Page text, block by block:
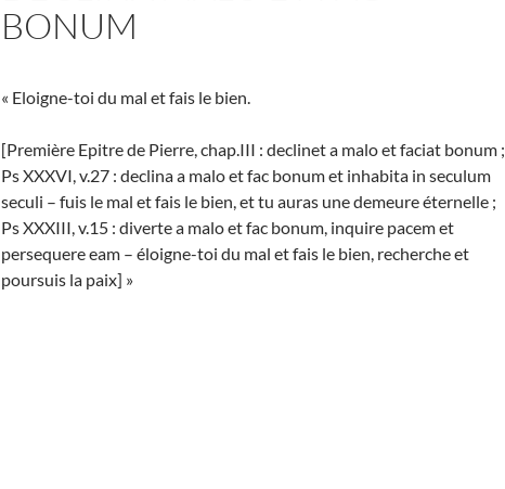
BONUM
« Eloigne-toi du mal et fais le bien.
[Première Epitre de Pierre, chap.III : declinet a malo et faciat bonum ;
Ps XXXVI, v.27 : declina a malo et fac bonum et inhabita in seculum
seculi – fuis le mal et fais le bien, et tu auras une demeure éternelle ;
Ps XXXIII, v.15 : diverte a malo et fac bonum, inquire pacem et
persequere eam – éloigne-toi du mal et fais le bien, recherche et
poursuis la paix] »